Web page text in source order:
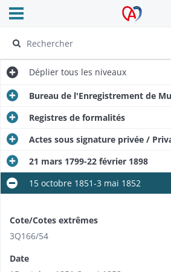
Archives Alsace -
Ouvrir le menu déroulant
Déplier tous les niveaux
Bureau de l'Enregistrement de
Registres de formalités
Actes sous signature privée /
21 mars 1799-22 février 1898
15 octobre 1851-3 mai 1852
Cote/Cotes extrêmes
3Q166/54
Date